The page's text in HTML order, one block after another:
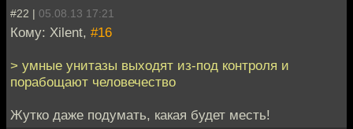
#22 | 05.08.13 17:21
Кому: Xilent, #16
> умные унитазы выходят из-под контроля и
порабощают человечество
Жутко даже подумать, какая будет месть!